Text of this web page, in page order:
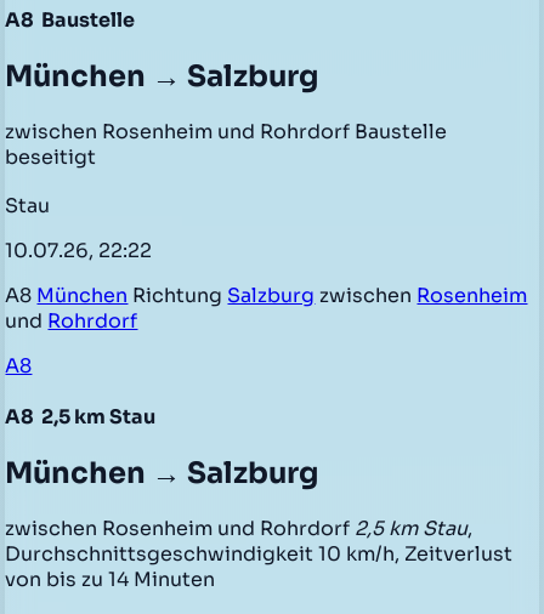
A8 Baustelle
München → Salzburg
zwischen Rosenheim und Rohrdorf Baustelle
beseitigt
Stau
10.07.26, 22:22
A8 München Richtung Salzburg zwischen Rosenheim
und Rohrdorf
A8
A8 2,5 km Stau
München → Salzburg
zwischen Rosenheim und Rohrdorf 2,5 km Stau,
Durchschnittsgeschwindigkeit 10 km/h, Zeitverlust
von bis zu 14 Minuten